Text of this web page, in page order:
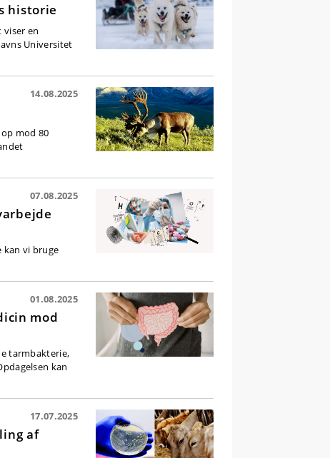
historie
en
Universitet
14.08.2025
mod 80
07.08.2025
kan vi bruge
01.08.2025
mod
tarmbakterie,
kan
17.07.2025
af